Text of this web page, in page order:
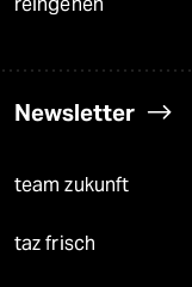
Newsletter
team zukunft
taz frisch